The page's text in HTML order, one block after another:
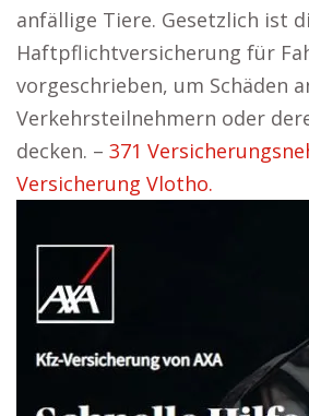
anfällige Tiere. Gesetzlich ist
Haftpflichtversicherung für
vorgeschrieben, um Schäden
Verkehrsteilnehmern oder
decken. – 371
Versicherung Vlotho.